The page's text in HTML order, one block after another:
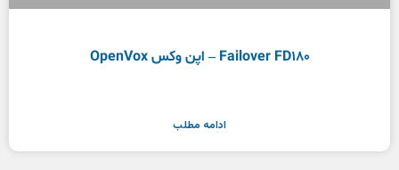
Failover FD180 – اپن وکس OpenVox
ادامه مطلب